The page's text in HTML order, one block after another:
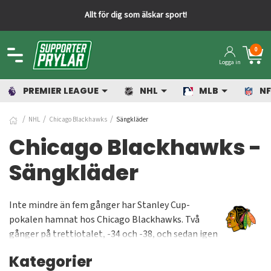
Allt för dig som älskar sport!
Logga in
0
PREMIER LEAGUE NHL MLB
NHL Chicago Blackhawks Sängkläder
Chicago Blackhawks -
Sängkläder
Inte mindre än fem gånger har Stanley Cup-
pokalen hamnat hos Chicago Blackhawks. Två
gånger på trettiotalet, -34 och -38, och sedan igen
det var dags för en rejäl uppryckning på 2000-talet
Kategorier